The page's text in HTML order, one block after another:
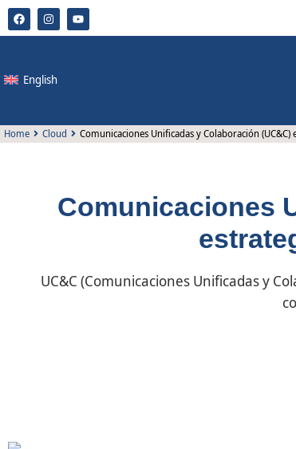
English
Home Cloud Comunicaciones Unificadas y Colaboración
Comunicaciones
UC&C (Comunicaciones Unificadas y